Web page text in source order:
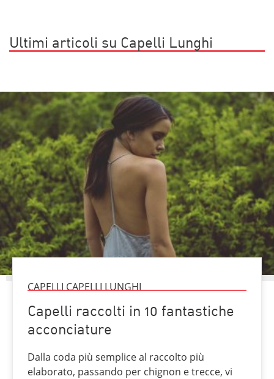
Ultimi articoli su Capelli Lunghi
CAPELLI CAPELLI LUNGHI
Capelli raccolti in 10 fantastiche
acconciature
Dalla coda più semplice al raccolto più
elaborato, passando per chignon e trecce, vi